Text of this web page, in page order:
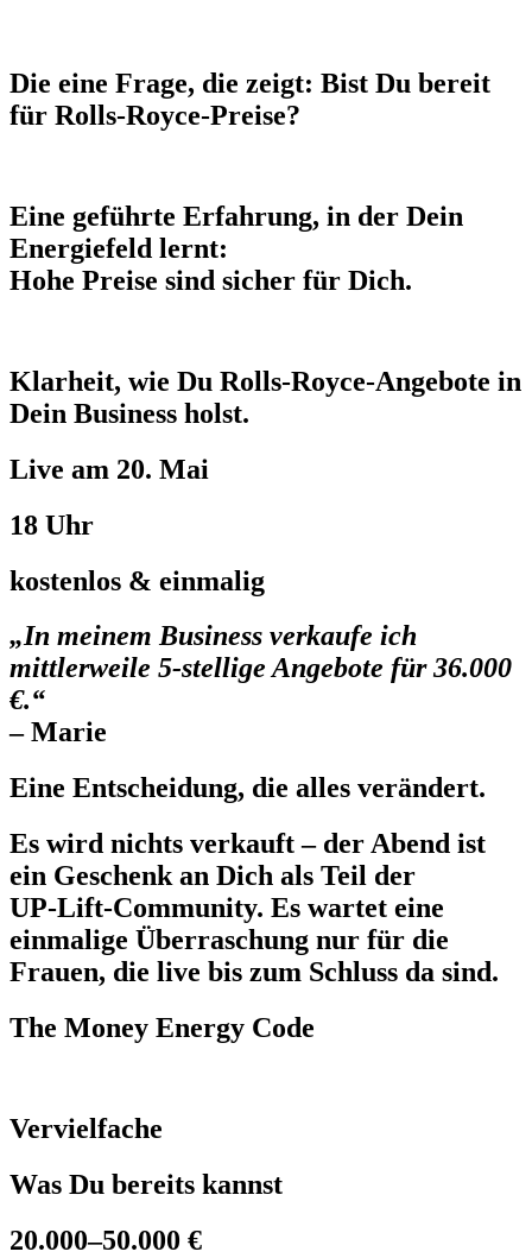
Die eine Frage, die zeigt: Bist Du bereit
für Rolls‑Royce‑Preise?
Eine geführte Erfahrung, in der Dein
Energiefeld lernt:
Hohe Preise sind sicher für Dich.
Klarheit, wie Du Rolls‑Royce‑Angebote in
Dein Business holst.
Live am 20. Mai
18 Uhr
kostenlos & einmalig
„In meinem Business verkaufe ich
mittlerweile 5‑stellige Angebote für 36.000
€.“
– Marie
Eine Entscheidung, die alles verändert.
Es wird nichts verkauft – der Abend ist
ein Geschenk an Dich als Teil der
UP‑Lift‑Community. Es wartet eine
einmalige Überraschung nur für die
Frauen, die live bis zum Schluss da sind.
The Money Energy Code
Vervielfache
Was Du bereits kannst
20.000–50.000 €